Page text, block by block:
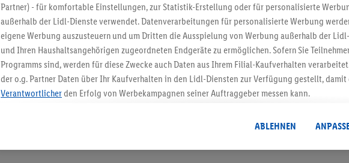
5.95 € Versand
Jetzt zum Newsletter
Gutschein sichern!
Partner) - für komfortable Einstellungen, zur Statistik-Erstellung oder für personalisierte
außerhalb der Lidl-Dienste verwendet. Datenverarbeitungen für personalisierte Werbung
eigene Werbung auszusteuern und um Dritten die Ausspielung von Werbung außerhalb der
und Ihren Haushaltsangehörigen zugeordneten Endgeräte zu ermöglichen. Sofern Sie
Programms sind, werden für diese Zwecke auch Daten aus Ihrem Filial-Kaufverhalten
der o.g. Partner Daten über Ihr Kaufverhalten in den Lidl-Diensten zur Verfügung gestellt, damit
Verantwortlicherden Erfolg von Werbekampagnen seiner Auftraggeber messen kann.
angereicherten Profilen. Dies umfasst die Zusammenführung von Daten (z.B. über Ihre Nutzung
Kaufverhalten in den Lidl-Diensten, Informationen aus Ihrem Kundenkonto - z.B. Alter oder
genauen Standortdaten) auch über verschiedene Endgeräte und Lidl-Dienste hinweg
ABLEHNEN